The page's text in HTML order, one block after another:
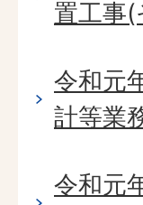
置工事
令和元
計等業
令和元